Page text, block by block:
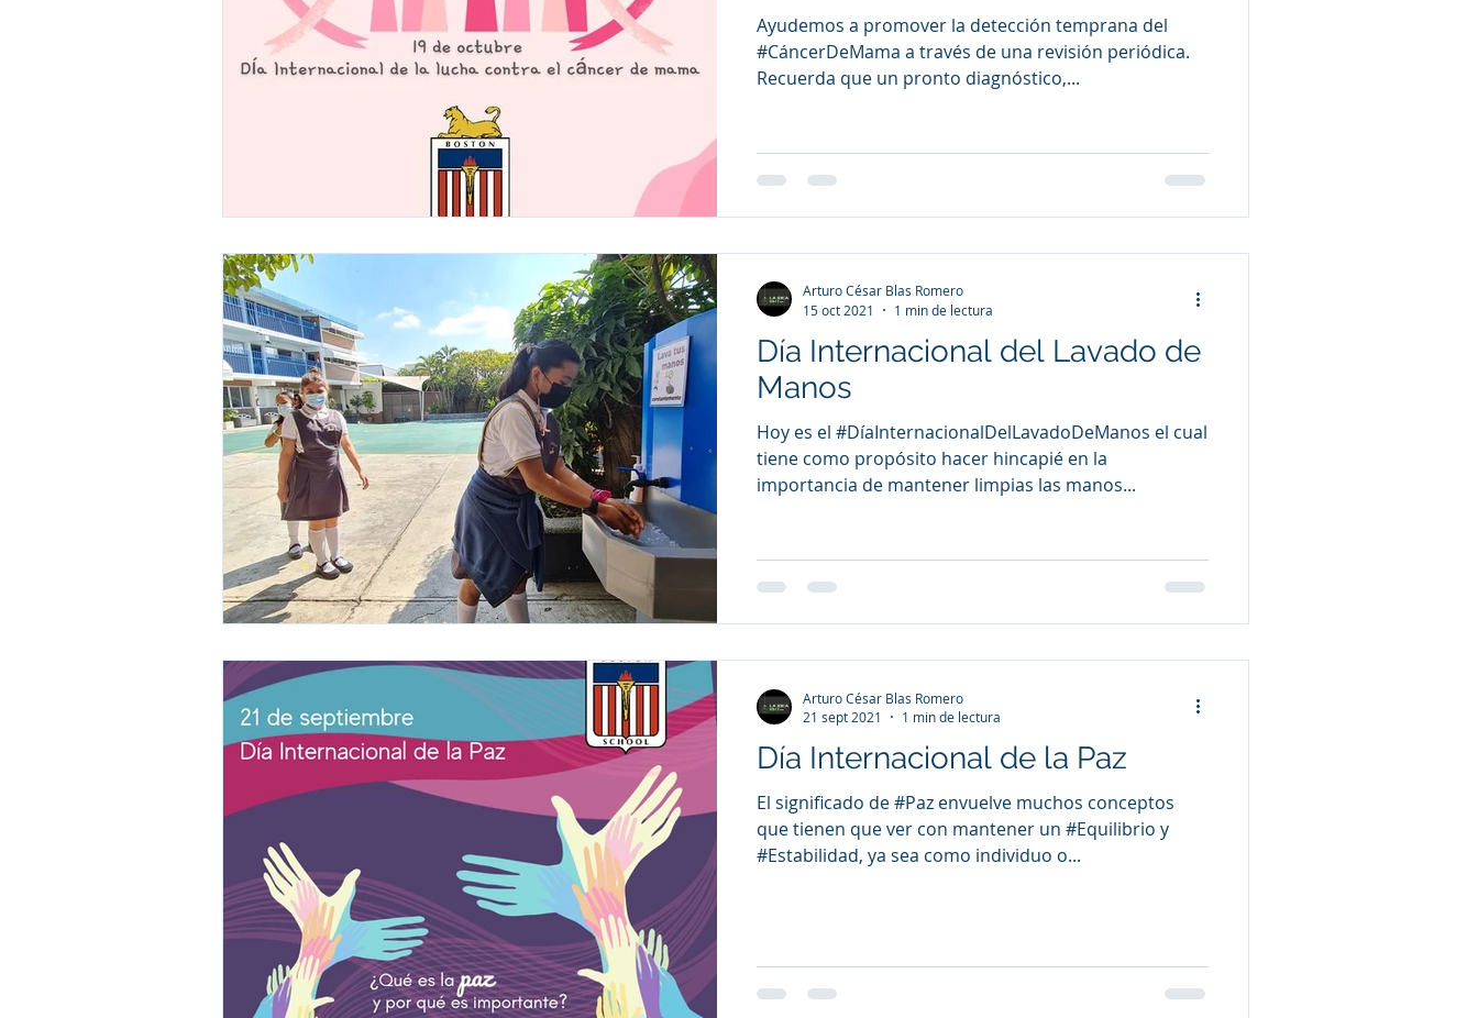
Ayudemos a promover la detección temprana del
#CáncerDeMama a través de una revisión periódica.
Recuerda que un pronto diagnóstico,...
Día Internacional del Lavado de
Manos
Hoy es el #DíaInternacionalDelLavadoDeManos el cual
tiene como propósito hacer hincapié en la
importancia de mantener limpias las manos...
Arturo César Blas Romero
15 oct 2021
1 min de lectura
Día Internacional de la Paz
El significado de #Paz envuelve muchos conceptos
que tienen que ver con mantener un #Equilibrio y
#Estabilidad, ya sea como individuo o...
Arturo César Blas Romero
21 sept 2021
1 min de lectura